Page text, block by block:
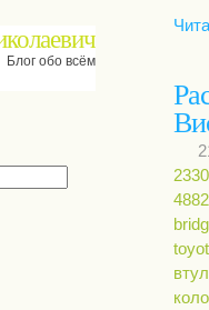
Блог обо всём